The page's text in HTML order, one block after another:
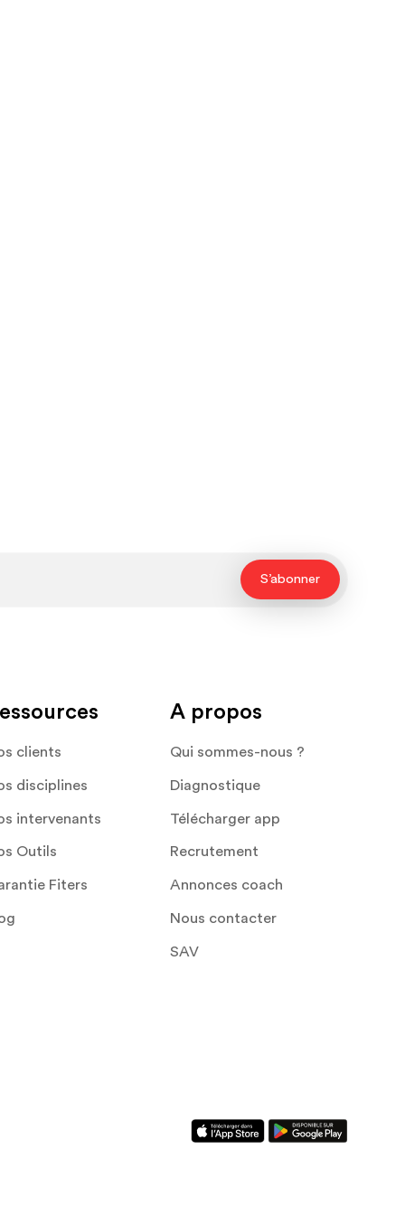
clients
disciplines
intervenants
Outils
Fiters
A propos
Qui sommes-nous ?
Diagnostique
Télécharger app
Recrutement
Annonces coach
Nous contacter
SAV